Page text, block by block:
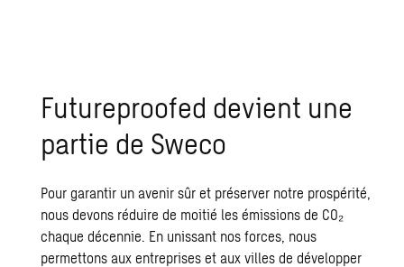
Futureproofed devient une
partie de Sweco
Pour garantir un avenir sûr et préserver notre prospérité,
nous devons réduire de moitié les émissions de CO₂
chaque décennie. En unissant nos forces, nous
permettons aux entreprises et aux villes de développer